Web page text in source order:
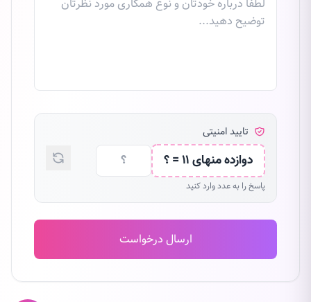
تایید امنیتی
دوازده منهای ۱۱ = ؟
پاسخ را به عدد وارد کنید
ارسال درخواست